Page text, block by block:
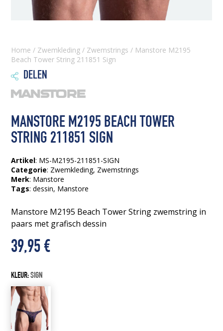
Home / Zwemkleding / Zwemstrings / Manstore M2195
Beach Tower String 211851 Sign
 DELEN
MANSTORE M2195 BEACH TOWER
STRING 211851 SIGN
Artikel: MS-M2195-211851-SIGN
Categorie: Zwemkleding, Zwemstrings
Merk: Manstore
Tags:dessin, Manstore
Manstore M2195 Beach Tower String zwemstring in
paars met grafisch dessin
39,95€
KLEUR:SIGN